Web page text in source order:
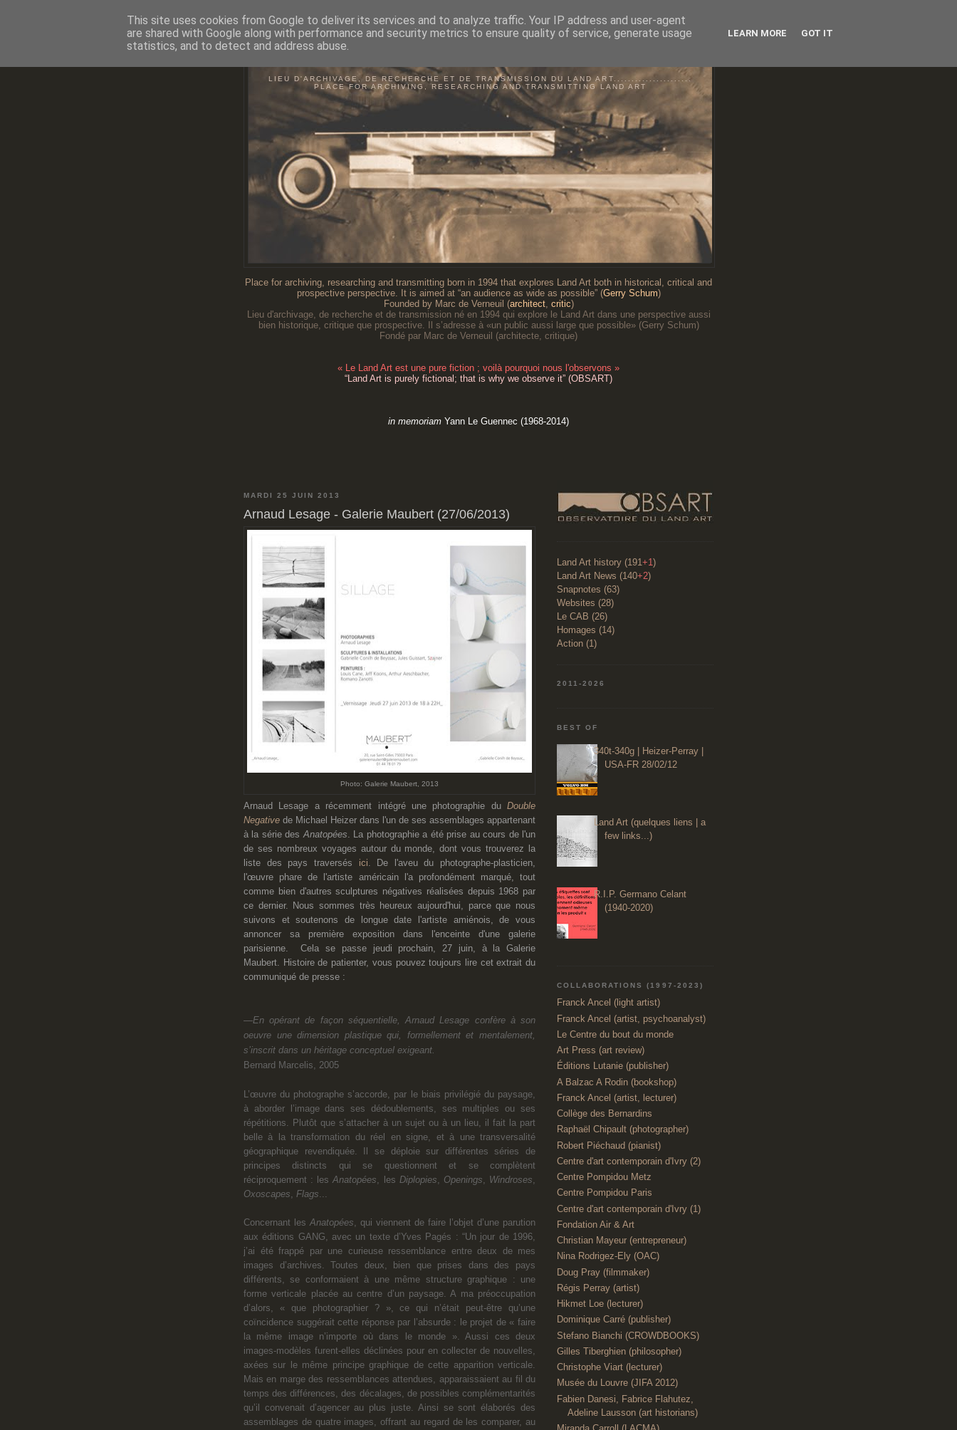
LIEU D'ARCHIVAGE, DE RECHERCHE ET DE TRANSMISSION DU LAND ART......................
PLACE FOR ARCHIVING, RESEARCHING AND TRANSMITTING LAND ART
Place for archiving, researching and transmitting born in 1994 that explores Land Art both in historical, critical and
prospective perspective. It is aimed at “an audience as wide as possible” (Gerry Schum)
Founded by Marc de Verneuil (architect, critic)
Lieu d'archivage, de recherche et de transmission né en 1994 qui explore le Land Art dans une perspective aussi
bien historique, critique que prospective. Il s’adresse à «un public aussi large que possible» (Gerry Schum)
Fondé par Marc de Verneuil (architecte, critique)
« Le Land Art est une pure fiction ; voilà pourquoi nous l'observons »
“Land Art is purely fictional; that is why we observe it” (OBSART)
in memoriam Yann Le Guennec (1968-2014)
MARDI 25 JUIN 2013
Arnaud Lesage - Galerie Maubert (27/06/2013)
Photo: Galerie Maubert, 2013
Arnaud Lesage a récemment intégré une photographie du Double
Negative de Michael Heizer dans l'un de ses assemblages appartenant
à la série desAnatopées. La photographie a été prise au cours de l'un
de ses nombreux voyages autour du monde, dont vous trouverez la
liste des pays traversés ici. De l'aveu du photographe-plasticien,
l'œuvre phare de l'artiste américain
l'a profondément marqué, tout
comme bien d'autres sculptures négatives réalisées depuis 1968 par
ce dernier. Nous sommes très heureux aujourd'hui, parce que nous
suivons et soutenons de longue date
l'artiste amiénois, de vous
annoncer sa première exposition dans l'enceinte d'une galerie
parisienne. Cela se passe jeudi prochain,27 juin, à la Galerie
Maubert. Histoire de patienter, vous pouvez toujours lire cet extrait du
communiqué de presse :
—En opérant de façon séquentielle, Arnaud Lesage confère à son
oeuvre une dimension plastique qui, formellement et mentalement,
s’inscrit dans un héritage conceptuel exigeant.
Bernard Marcelis, 2005
L’œuvre du photographe s’accorde, par le biais privilégié du paysage,
à aborder l’image dans ses dédoublements, ses multiples ou ses
répétitions. Plutôt que s’attacher à un sujet ou à un lieu, il fait la part
belle à la transformation du réel en signe, et à une transversalité
géographique revendiquée. Il se déploie sur différentes séries de
principes distincts qui se questionnent et se complètent
réciproquement : lesAnatopées, les Diplopies, Openings, Windroses,
Oxoscapes, Flags...
Concernant lesAnatopées, qui viennent de faire l’objet d’une parution
aux éditions GANG, avec un texte d’Yves Pagés : “Un jour de 1996,
j’ai été frappé par une curieuse ressemblance entre deux de mes
images d’archives. Toutes deux, bien que prises dans des pays
différents, se conformaient à une même structure graphique : une
forme verticale placée au centre d’un paysage. A ma préoccupation
d’alors, « que photographier ? », ce qui n’était peut-être qu’une
coïncidence suggérait cette réponse par l’absurde : le projet de « faire
la même image n’importe où dans le monde ». Aussi ces deux
images-modèles furent-elles déclinées pour en collecter de nouvelles,
axées sur le même principe graphique de cette apparition verticale.
Mais en marge des ressemblances attendues, apparaissaient au fil du
temps des différences, des décalages, de possibles complémentarités
qu’il convenait d’agencer au plus juste. Ainsi se sont élaborés des
assemblages de quatre images, offrant au regard de les comparer, au
Land Art history (191+1)
Land Art News (140+2)
Snapnotes (63)
Websites (28)
Le CAB (26)
Homages (14)
Action (1)
2011-2026
BEST OF
340t-340g | Heizer-Perray |
USA-FR 28/02/12
Land Art (quelques liens | a
few links...)
R.I.P. Germano Celant
(1940-2020)
COLLABORATIONS (1997-2023)
Franck Ancel (light artist)
Franck Ancel (artist, psychoanalyst)
Le Centre du bout du monde
Art Press (art review)
Éditions Lutanie (publisher)
A Balzac A Rodin (bookshop)
Franck Ancel (artist, lecturer)
Collège des Bernardins
Raphaël Chipault (photographer)
Robert Piéchaud (pianist)
Centre d'art contemporain d'Ivry (2)
Centre Pompidou Metz
Centre Pompidou Paris
Centre d'art contemporain d'Ivry (1)
Fondation Air & Art
Christian Mayeur (entrepreneur)
Nina Rodrigez-Ely (OAC)
Doug Pray (filmmaker)
Régis Perray (artist)
Hikmet Loe (lecturer)
Dominique Carré (publisher)
Stefano Bianchi (CROWDBOOKS)
Gilles Tiberghien (philosopher)
Christophe Viart (lecturer)
Musée du Louvre (JIFA 2012)
Fabien Danesi, Fabrice Flahutez,
Adeline Lausson (art historians)
This site uses cookies from Google to deliver its services and to analyze traffic. Your IP address and user-agent
are shared with Google along with performance and security metrics to ensure quality of service, generate usage
statistics, and to detect and address abuse.
LEARN MORE GOT IT